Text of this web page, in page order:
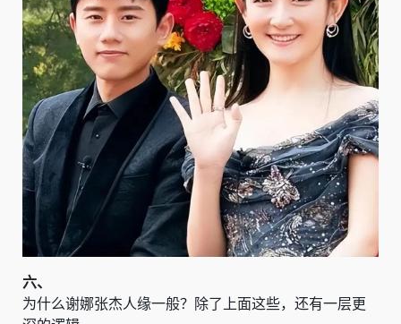
六、
为什么谢娜张杰人缘一般？除了上面这些，还有一层更